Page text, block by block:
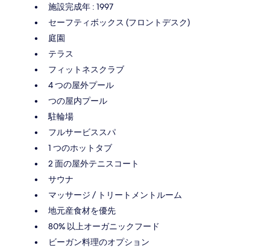
施設完成年 : 1997
セーフティボックス (フロントデスク)
庭園
テラス
フィットネスクラブ
4 つの屋外プール
つの屋内プール
駐輪場
フルサービススパ
1 つのホットタブ
2 面の屋外テニスコート
サウナ
マッサージ / トリートメントルーム
地元産食材を優先
80% 以上オーガニックフード
ビーガン料理のオプション